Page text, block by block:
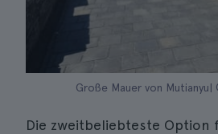
Große Mauer von
Die zweitbeliebteste Option